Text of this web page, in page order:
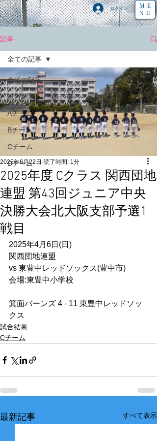
ログイン
ME
NU
記事
全ての記事
試合結果
Aチーム
Bチーム
Cチーム
Dチーム
全ての記事
2025年度 Cクラス 関西団地
連盟 第43回ジュニア中央
決勝大会北大阪支部予選1
戦目
2025年6月22日 読了時間: 1分
2025年4月6日(日)
関西団地連盟
vs 東豊中レッドソックス(豊中市)
会場:東豊中小学校
箕面バーンズ 4 - 11 東豊中レッドソッ
クス
試合結果
Cチーム
最新記事 すべて表示